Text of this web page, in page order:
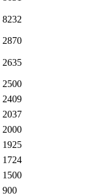
8232
2870
2635
2500
2409
2037
2000
1925
1724
1500
900